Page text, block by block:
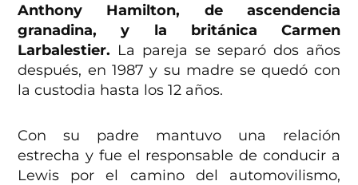
Anthony Hamilton, de ascendencia
granadina, y la británica Carmen
Larbalestier. La pareja se separó dos años
después, en 1987 y su madre se quedó con
la custodia hasta los 12 años.
Con su padre mantuvo una relación
estrecha y fue el responsable de conducir a
Lewis por el camino del automovilismo,